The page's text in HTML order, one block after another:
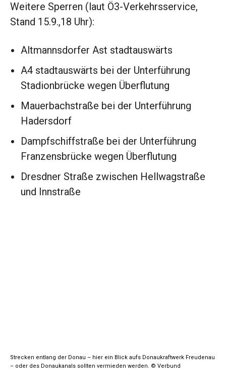
Weitere Sperren (laut Ö3-Verkehrsservice,
Stand 15.9.,18 Uhr):
Altmannsdorfer Ast stadtauswärts
A4 stadtauswärts bei der Unterführung
Stadionbrücke wegen Überflutung
Mauerbachstraße bei der Unterführung
Hadersdorf
Dampfschiffstraße bei der Unterführung
Franzensbrücke wegen Überflutung
Dresdner Straße zwischen Hellwagstraße
und Innstraße
Strecken entlang der Donau – hier ein Blick aufs Donaukraftwerk Freudenau
– oder des Donaukanals sollten vermieden werden. © Verbund